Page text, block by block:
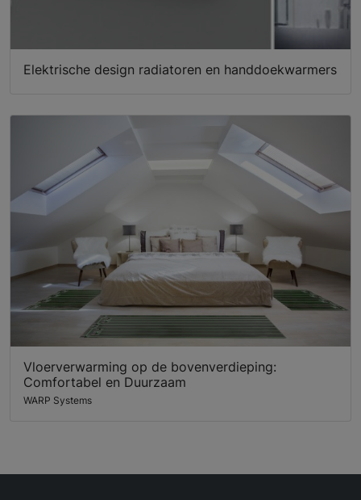
Elektrische design radiatoren en handdoekwarmers
Vloerverwarming op de bovenverdieping:
Comfortabel en Duurzaam
WARP Systems